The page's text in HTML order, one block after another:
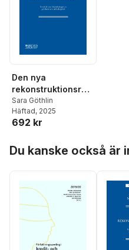
Den nya
rekonstruktionsrätt
en : Särskilt om
förändringar av
gäldenärens akt
Sara Göthlin
Häftad, 2025
692 kr
Du kanske också är